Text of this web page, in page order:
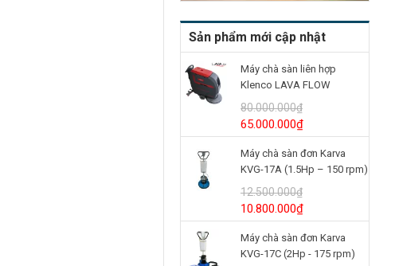
Sản phẩm mới cập nhật
Máy chà sàn liên hợp
Klenco LAVA FLOW
(24V/125Ah)
80.000.000₫
Giá
gốc
là:
80.000.000₫.
65.000.000₫Giá
hiện
tại
là:
Máy chà sàn đơn Karva
KVG-17A (1.5Hp – 150 rpm)
12.500.000₫
Giá
gốc
là:
12.500.000₫.
10.800.000₫Giá
hiện
tại
là:
Máy chà sàn đơn Karva
KVG-17C (2Hp - 175 rpm)